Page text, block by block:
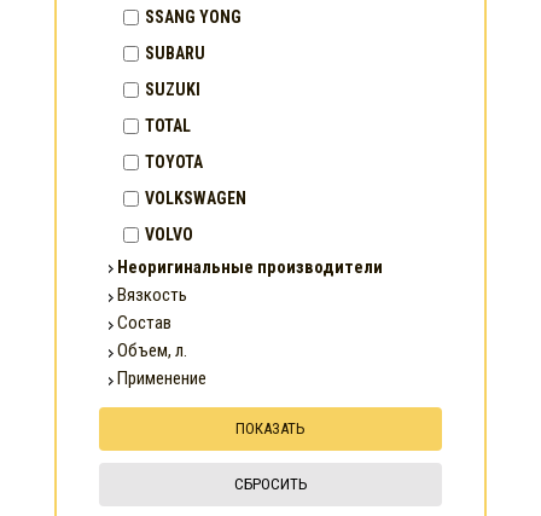
SSANG YONG
SUBARU
SUZUKI
TOTAL
TOYOTA
VOLKSWAGEN
VOLVO
Неоригинальные производители
Вязкость
Состав
Объем, л.
Применение
СБРОСИТЬ